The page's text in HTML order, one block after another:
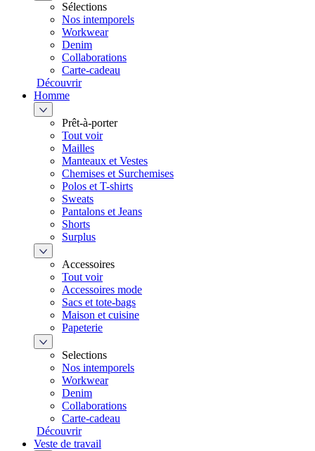
Sélections
Nos intemporels
Workwear
Denim
Collaborations
Carte-cadeau
Découvrir
Homme
Prêt-à-porter
Tout voir
Mailles
Manteaux et Vestes
Chemises et Surchemises
Polos et T-shirts
Sweats
Pantalons et Jeans
Shorts
Surplus
Accessoires
Tout voir
Accessoires mode
Sacs et tote-bags
Maison et cuisine
Papeterie
Selections
Nos intemporels
Workwear
Denim
Collaborations
Carte-cadeau
Découvrir
Veste de travail